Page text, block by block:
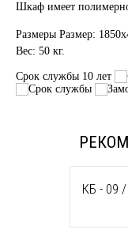
Шкаф имеет
Размеры Размер:
Вес: 50 кг.
Срок службы 10 лет
КБ - 09